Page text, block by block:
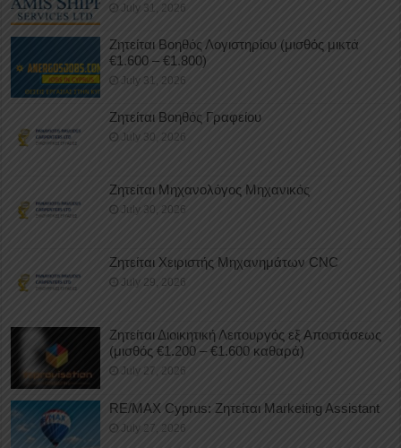
July 31, 2026
Ζητείται Βοηθός Λογιστηρίου (μισθός μικτά
€1.600 – €1.800)
July 31, 2026
Ζητείται Βοηθός Γραφείου
July 30, 2026
Ζητείται Μηχανολόγος Μηχανικός
July 30, 2026
Ζητείται Χειριστής Μηχανημάτων CNC
July 29, 2026
Ζητείται Διοικητική Λειτουργός εξ Αποστάσεως
(μισθός €1.200 – €1.600 καθαρά)
July 27, 2026
RE/MAX Cyprus: Ζητείται Marketing Assistant
July 27, 2026